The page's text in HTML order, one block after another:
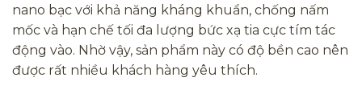
nano bạc với khả năng kháng khuẩn, chống nấm
mốc và hạn chế tối đa lượng bức xạ tia cực tím tác
động vào. Nhờ vậy, sản phẩm này có độ bền cao nên
được rất nhiều khách hàng yêu thích.